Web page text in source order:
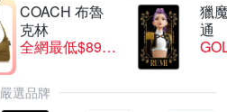
COACH 布魯
克林
全網最低$8999
獵
通
嚴選品牌